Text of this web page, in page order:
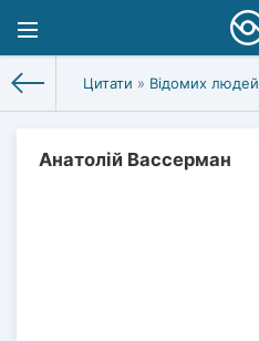
Цитати » Відомих людей
Анатолій Вассерман